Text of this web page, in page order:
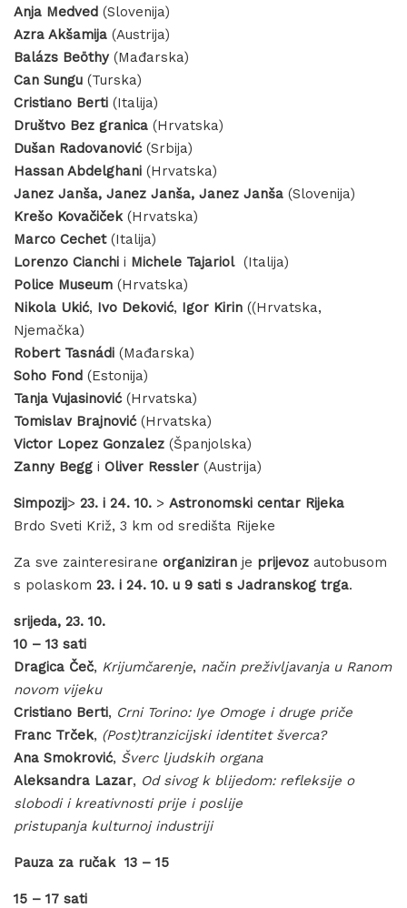
Anja Medved (Slovenija)
Azra Akšamija (Austrija)
Balázs Beöthy(Mađarska)
Can Sungu (Turska)
Cristiano Berti (Italija)
Društvo Bez granica (Hrvatska)
Dušan Radovanović(Srbija)
Hassan Abdelghani (Hrvatska)
Janez Janša, Janez Janša, Janez Janša (Slovenija)
Krešo Kovačiček(Hrvatska)
Marco Cechet(Italija)
Lorenzo Cianchi i Michele Tajariol(Italija)
Police Museum (Hrvatska)
Nikola Ukić, Ivo Deković, Igor Kirin ((Hrvatska,
Njemačka)
Robert Tasnádi (Mađarska)
Soho Fond (Estonija)
Tanja Vujasinović(Hrvatska)
Tomislav Brajnović(Hrvatska)
Victor Lopez Gonzalez (Španjolska)
Zanny Begg i Oliver Ressler (Austrija)
Simpozij> 23. i 24. 10. > Astronomski centar Rijeka
Brdo Sveti Križ, 3 km od središta Rijeke
Za sve zainteresirane organiziran je prijevoz autobusom
s polaskom 23. i 24. 10. u 9 sati s Jadranskog trga.
srijeda, 23. 10.
10 – 13 sati
Dragica Čeč, Krijumčarenje, način preživljavanja u Ranom
novom vijeku
Cristiano Berti, Crni Torino: Iye Omoge i druge priče
Franc Trček, (Post)tranzicijski identitet šverca?
Ana Smokrović, Šverc ljudskih organa
Aleksandra Lazar, Od sivog k blijedom: refleksije o
slobodi i kreativnosti prije i poslije
pristupanja kulturnoj industriji
Pauza za ručak 13 – 15
15 – 17 sati